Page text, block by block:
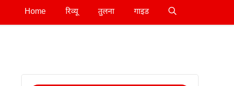
Home रिव्यू तुलना गाइड